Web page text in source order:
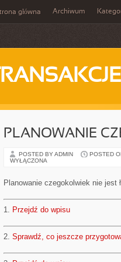
główna Archiwum
PLANOWANIE
POSTED BY ADMIN POSTED
WYŁĄCZONA
Planowanie czegokolwiek nie jest
1. Przejdź do wpisu
2. Sprawdź, co jeszcze